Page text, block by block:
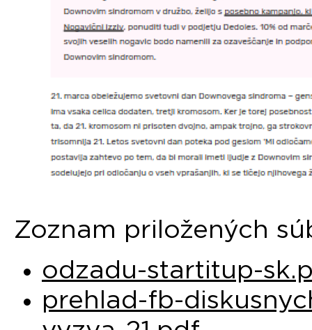
Zoznam priložených
odzadu-startitup-
prehlad-fb-